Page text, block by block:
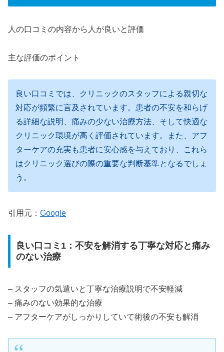
人の口コミの内容から人が良いと評価
主な評価のポイント
良い口コミでは、クリニックのスタッフによる親切な
対応が頻繁に言及されています。患者の不安を和らげ
る詳細な説明、痛みの少ない治療方法、そして快適な
クリニック環境が高く評価されています。また、アフ
ターケアの充実も患者に安心感を与えており、これら
はクリニック選びの際の重要な判断基準となるでしょ
う。
引用元： Google
良い口コミ1：不安を解消する丁寧な対応と痛み
のない治療
– スタッフの気遣いと丁寧な治療説明で不安軽減
– 痛みのない効果的な治療
– アフターケアがしっかりしていて術後の不安も解消